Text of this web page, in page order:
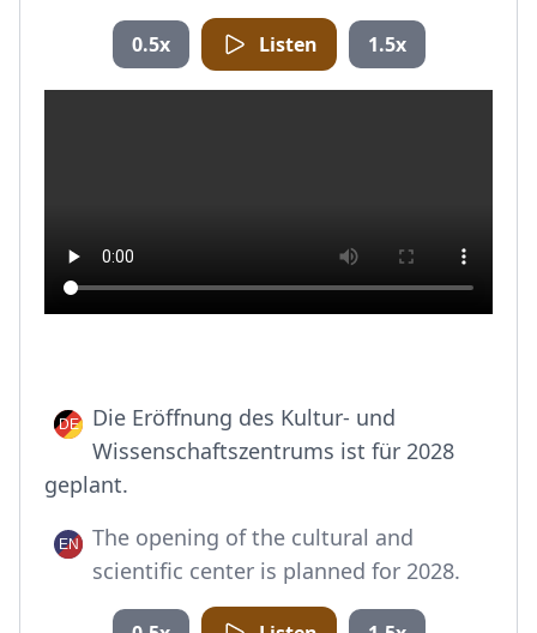
0.5x Listen 1.5x
Die Eröffnung des Kultur- und
Wissenschaftszentrums ist für 2028
geplant.
The opening of the cultural and
scientific center is planned for 2028.